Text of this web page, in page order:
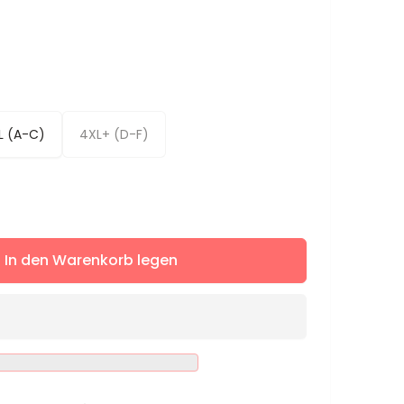
(A-C) 4XL+ (D-F)
In den Warenkorb legen